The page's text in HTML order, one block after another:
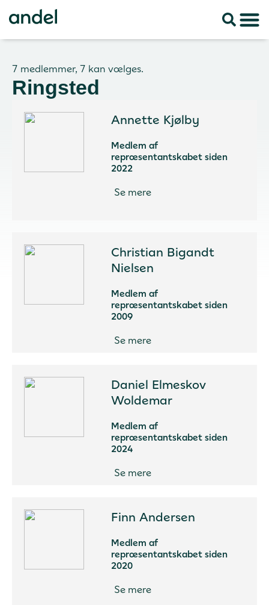
7 medlemmer, 7 kan vælges.
Ringsted
Annette Kjølby
Medlem af
repræsentantskabet siden
2022
Se mere
Christian Bigandt
Nielsen
Medlem af
repræsentantskabet siden
2009
Se mere
Daniel Elmeskov
Woldemar
Medlem af
repræsentantskabet siden
2024
Se mere
Finn Andersen
Medlem af
repræsentantskabet siden
2020
Se mere